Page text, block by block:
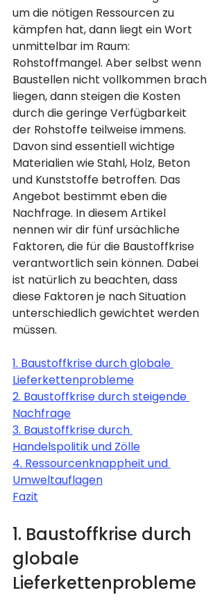
um die nötigen Ressourcen zu
kämpfen hat, dann liegt ein Wort
unmittelbar im Raum:
Rohstoffmangel. Aber selbst wenn
Baustellen nicht vollkommen brach
liegen, dann steigen die Kosten
durch die geringe Verfügbarkeit
der Rohstoffe teilweise immens.
Davon sind essentiell wichtige
Materialien wie Stahl, Holz, Beton
und Kunststoffe betroffen. Das
Angebot bestimmt eben die
Nachfrage. In diesem Artikel
nennen wir dir fünf ursächliche
Faktoren, die für die Baustoffkrise
verantwortlich sein können. Dabei
ist natürlich zu beachten, dass
diese Faktoren je nach Situation
unterschiedlich gewichtet werden
müssen.
1. Baustoffkrise durch globale
Lieferkettenprobleme
2. Baustoffkrise durch steigende
Nachfrage
3. Baustoffkrise durch
Handelspolitik und Zölle
4. Ressourcenknappheit und
Umweltauflagen
Fazit
1. Baustoffkrise durch
globale
Lieferkettenprobleme